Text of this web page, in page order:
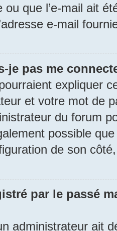
ou que l’e-mail ait
e-mail
je pas me
expliquer
et votre mot de
du forum
possible
de son
par le passé
administrateur ait